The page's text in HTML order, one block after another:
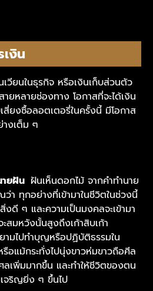
งิน
เวียนในธุรกิจ หรือเงินเก็บส่วนตัว
ายหลายช่องทาง โอกาสที่จะได้เงิน
สี่ยงซื้อลอตเตอรี่ในครั้งนี้ มีโอกาส
งเต็ม ๆ
ยฝัน ฝันเห็นดอกไม้ จากคำทำนาย
า ทุกอย่างที่เข้ามาในชีวิตในช่วงนี้
ดี ๆ และความเป็นมงคลจะเข้ามา
สมหวังนั้นสูงถึงเก้าสิบเก้า
ามไปทำบุญหรือปฏิบัติธรรมใน
แม้กระทั่งไปนุ่งขาวห่มขาวถือศีล
เพิ่มมากขึ้น และทำให้ชีวิตของตน
จริญยิ่ง ๆ ขึ้นไป